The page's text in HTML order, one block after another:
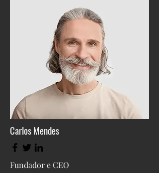
Carlos Mendes
Fundador e CEO